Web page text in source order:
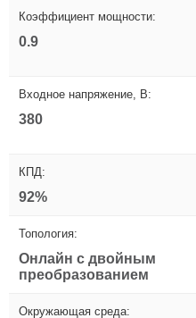
Коэффициент мощности:
0.9
Входное напряжение, В:
380
КПД:
92%
Топология:
Онлайн с двойным
преобразованием
Окружающая среда: